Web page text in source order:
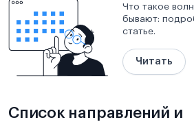
Что такое
бывают:
статье.
Читать
Список направлений и